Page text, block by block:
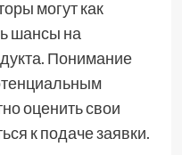
могут как
шансы на
Понимание
оценить свои
к подаче заявки.